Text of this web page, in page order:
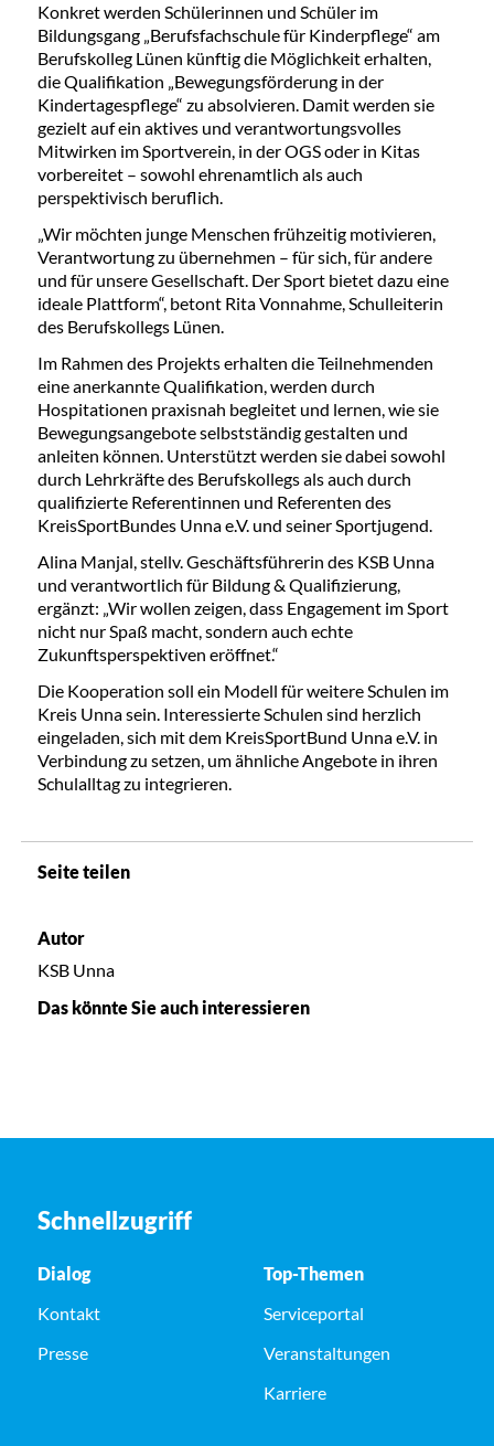
Konkret werden Schülerinnen und Schüler im
Bildungsgang „Berufsfachschule für Kinderpflege“ am
Berufskolleg Lünen künftig die Möglichkeit erhalten,
die Qualifikation „Bewegungsförderung in der
Kindertagespflege“ zu absolvieren. Damit werden sie
gezielt auf ein aktives und verantwortungsvolles
Mitwirken im Sportverein, in der OGS oder in Kitas
vorbereitet – sowohl ehrenamtlich als auch
perspektivisch beruflich.
„Wir möchten junge Menschen frühzeitig motivieren,
Verantwortung zu übernehmen – für sich, für andere
und für unsere Gesellschaft. Der Sport bietet dazu eine
ideale Plattform“, betont Rita Vonnahme, Schulleiterin
des Berufskollegs Lünen.
Im Rahmen des Projekts erhalten die Teilnehmenden
eine anerkannte Qualifikation, werden durch
Hospitationen praxisnah begleitet und lernen, wie sie
Bewegungsangebote selbstständig gestalten und
anleiten können. Unterstützt werden sie dabei sowohl
durch Lehrkräfte des Berufskollegs als auch durch
qualifizierte Referentinnen und Referenten des
KreisSportBundes Unna e.V. und seiner Sportjugend.
Alina Manjal, stellv. Geschäftsführerin des KSB Unna
und verantwortlich für Bildung & Qualifizierung,
ergänzt: „Wir wollen zeigen, dass Engagement im Sport
nicht nur Spaß macht, sondern auch echte
Zukunftsperspektiven eröffnet.“
Die Kooperation soll ein Modell für weitere Schulen im
Kreis Unna sein. Interessierte Schulen sind herzlich
eingeladen, sich mit dem KreisSportBund Unna e.V. in
Verbindung zu setzen, um ähnliche Angebote in ihren
Schulalltag zu integrieren.
Seite teilen
Autor
KSB Unna
Das könnte Sie auch interessieren
Schnellzugriff
Dialog
Kontakt
Presse
Top-Themen
Serviceportal
Veranstaltungen
Karriere